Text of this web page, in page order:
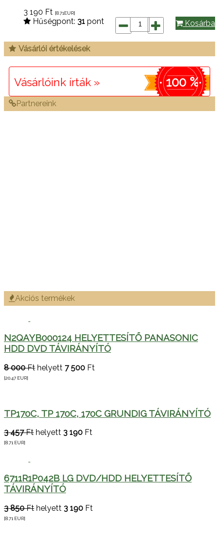
3 190 Ft [8.71EUR]
Hűségpont: 31 pont Kosárba
Vásárlói értékelések
Vásárlóink írták » 100 %
Partnereink
Akciós termékek
N2QAYB000124 HELYETTESÍTŐ PANASONIC
HDD DVD TÁVIRÁNYÍTÓ
8 000 Ft helyett 7 500 Ft
[20.47 EUR]
TP170C, TP 170C, 170C GRUNDIG TÁVIRÁNYÍTÓ
3 457 Ft helyett 3 190 Ft
[8.71 EUR]
6711R1P042B LG DVD/HDD HELYETTESÍTŐ
TÁVIRÁNYÍTÓ
3 850 Ft helyett 3 190 Ft
[8.71 EUR]